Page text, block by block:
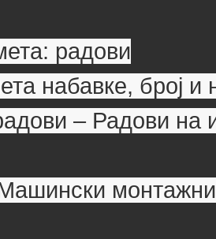
радови
набавке, број и
– Радови на
Машински